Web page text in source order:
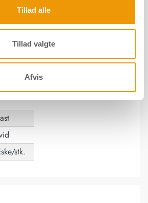
Tillad alle
Tillad valgte
Afvis
- 60x35 mm - Hvid
mm - Hvid
Number: 14494, DB nr.: 2495895
stk.